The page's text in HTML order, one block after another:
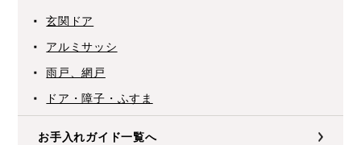
玄関ドア
アルミサッシ
雨戸、網戸
ドア・障子・ふすま
お手入れガイド一覧へ